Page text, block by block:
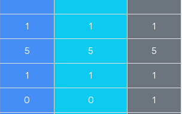
1 1 1
5 5 5
1 1 1
0 0 1